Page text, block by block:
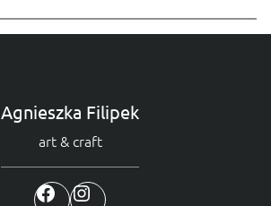
Agnieszka Filipek
art & craft
Facebook
Instagram